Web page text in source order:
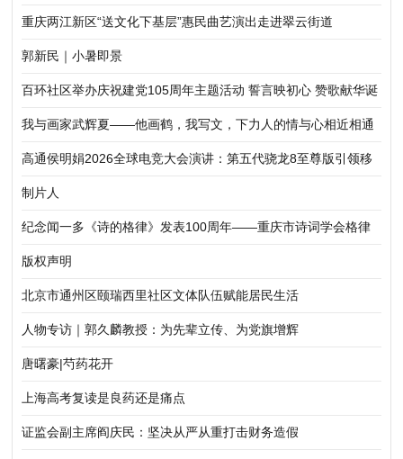
重庆两江新区“送文化下基层”惠民曲艺演出走进翠云街道
郭新民｜小暑即景
百环社区举办庆祝建党105周年主题活动 誓言映初心 赞歌献华诞
我与画家武辉夏——他画鹤，我写文，下力人的情与心相近相通
高通侯明娟2026全球电竞大会演讲：第五代骁龙8至尊版引领移
动电竞迈向职业化、标准化新阶段
制片人
纪念闻一多《诗的格律》发表100周年——重庆市诗词学会格律
体新诗研究所举行新诗格律建设践行研讨会
版权声明
北京市通州区颐瑞西里社区文体队伍赋能居民生活
人物专访｜郭久麟教授：为先辈立传、为党旗增辉
唐曙豪|芍药花开
上海高考复读是良药还是痛点
证监会副主席阎庆民：坚决从严从重打击财务造假